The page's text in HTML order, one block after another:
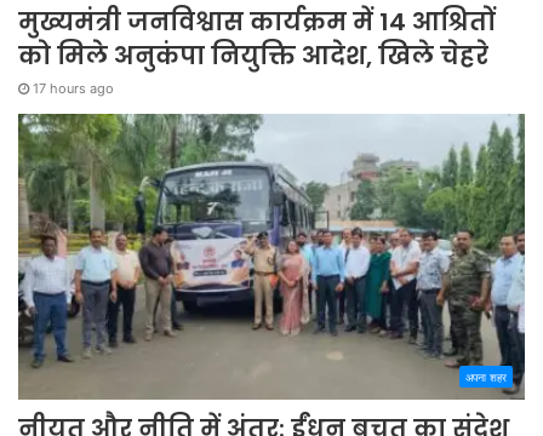
मुख्यमंत्री जनविश्वास कार्यक्रम में 14 आश्रितों
को मिले अनुकंपा नियुक्ति आदेश, खिले चेहरे
17 hours ago
अपना शहर
नीयत और नीति में अंतर: ईंधन बचत का संदेश